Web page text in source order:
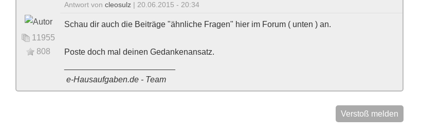
11955
808
Antwort von cleosulz | 20.06.2015 - 20:34
Schau dir auch die Beiträge "ähnliche Fragen" hier im Forum ( unten ) an.
Poste doch mal deinen Gedankenansatz.
e-Hausaufgaben.de - Team
Verstoß melden